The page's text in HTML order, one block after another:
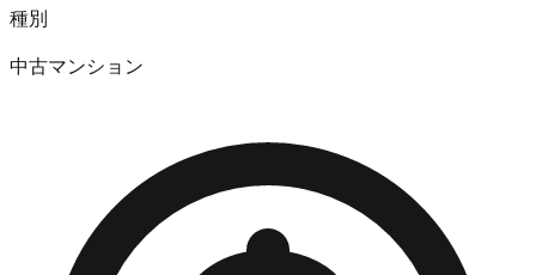
種別
中古マンション